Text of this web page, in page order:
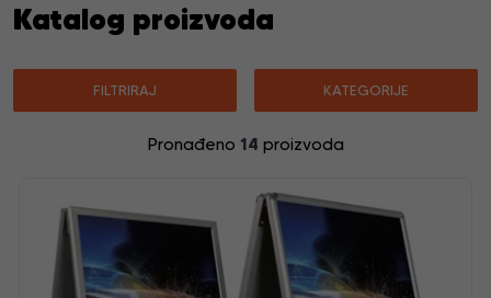
Katalog proizvoda
FILTRIRAJ KATEGORIJE
Pronađeno 14 proizvoda